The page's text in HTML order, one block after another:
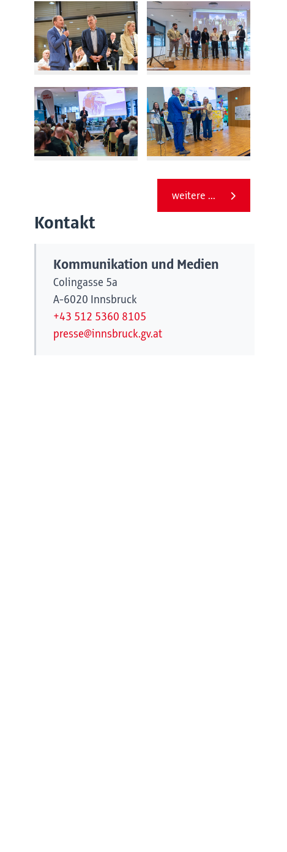
weitere ...
Kontakt
Kommunikation und Medien
Colingasse 5a
A-6020 Innsbruck
+43 512 5360 8105
presse@innsbruck.gv.at